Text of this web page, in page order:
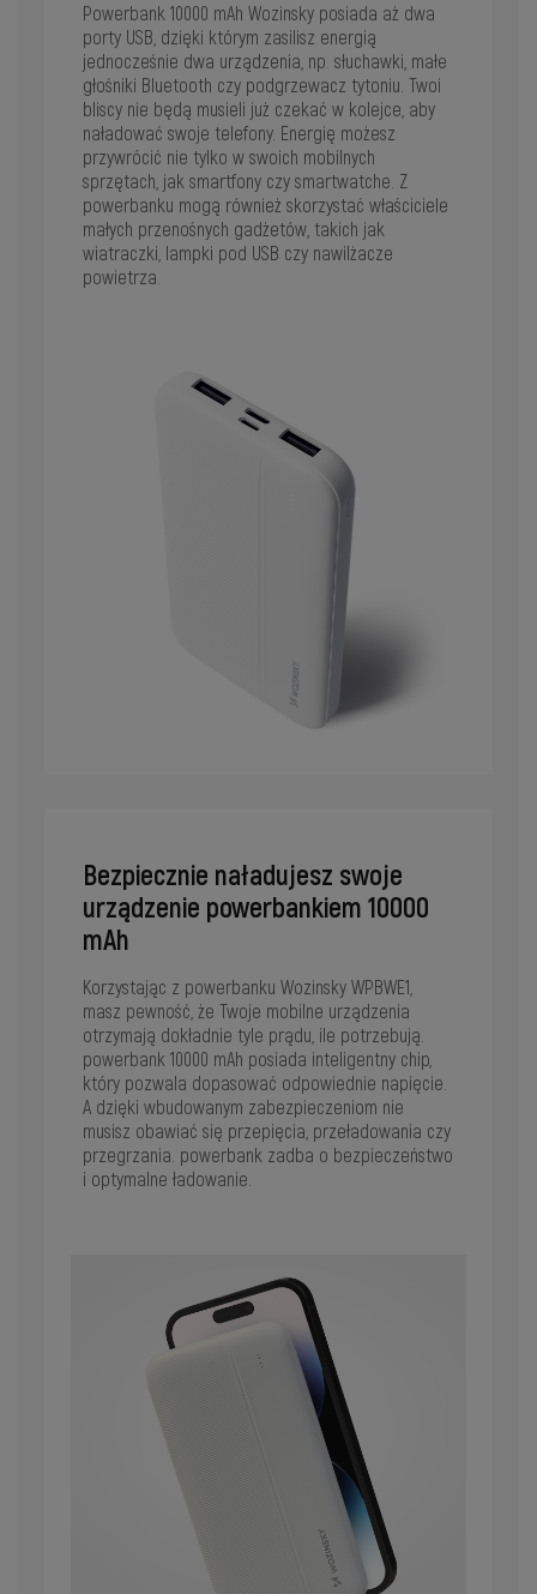
Powerbank 10000 mAh Wozinsky posiada aż dwa
porty USB, dzięki którym zasilisz energią
jednocześnie dwa urządzenia, np. słuchawki, małe
głośniki Bluetooth czy podgrzewacz tytoniu. Twoi
bliscy nie będą musieli już czekać w kolejce, aby
naładować swoje telefony. Energię możesz
przywrócić nie tylko w swoich mobilnych
sprzętach, jak smartfony czy smartwatche. Z
powerbanku mogą również skorzystać właściciele
małych przenośnych gadżetów, takich jak
wiatraczki, lampki pod USB czy nawilżacze
powietrza.
Bezpiecznie naładujesz swoje
urządzenie powerbankiem 10000
mAh
Korzystając z powerbanku Wozinsky WPBWE1,
masz pewność, że Twoje mobilne urządzenia
otrzymają dokładnie tyle prądu, ile potrzebują.
powerbank 10000 mAh posiada inteligentny chip,
który pozwala dopasować odpowiednie napięcie.
A dzięki wbudowanym zabezpieczeniom nie
musisz obawiać się przepięcia, przeładowania czy
przegrzania. powerbank zadba o bezpieczeństwo
i optymalne ładowanie.